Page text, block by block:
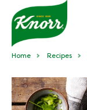
Home Recipes